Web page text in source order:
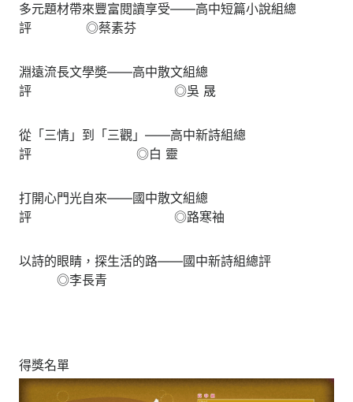
多元題材帶來豐富閱讀享受——高中短篇小說組總
評 ◎蔡素芬
淵遠流長文學奬——高中散文組總
評 ◎吳 晟
從「三情」到「三觀」——高中新詩組總
評 ◎白 靈
打開心門光自來——國中散文組總
評 ◎路寒袖
以詩的眼睛，探生活的路——國中新詩組總評
◎李長青
得獎名單